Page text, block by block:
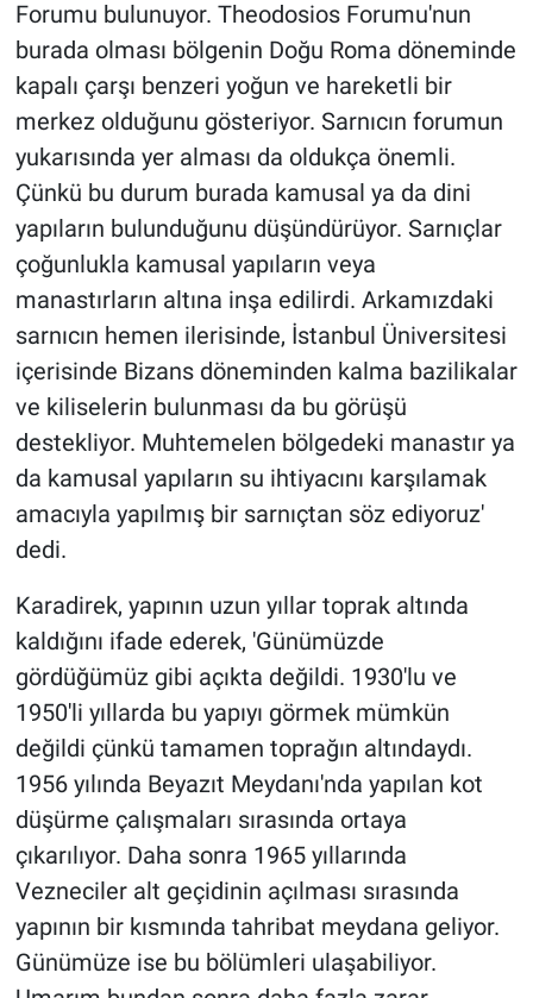
Forumu bulunuyor. Theodosios Forumu'nun
burada olması bölgenin Doğu Roma döneminde
kapalı çarşı benzeri yoğun ve hareketli bir
merkez olduğunu gösteriyor. Sarnıcın forumun
yukarısında yer alması da oldukça önemli.
Çünkü bu durum burada kamusal ya da dini
yapıların bulunduğunu düşündürüyor. Sarnıçlar
çoğunlukla kamusal yapıların veya
manastırların altına inşa edilirdi. Arkamızdaki
sarnıcın hemen ilerisinde, İstanbul Üniversitesi
içerisinde Bizans döneminden kalma bazilikalar
ve kiliselerin bulunması da bu görüşü
destekliyor. Muhtemelen bölgedeki manastır ya
da kamusal yapıların su ihtiyacını karşılamak
amacıyla yapılmış bir sarnıçtan söz ediyoruz'
dedi.
Karadirek, yapının uzun yıllar toprak altında
kaldığını ifade ederek, 'Günümüzde
gördüğümüz gibi açıkta değildi. 1930'lu ve
1950'li yıllarda bu yapıyı görmek mümkün
değildi çünkü tamamen toprağın altındaydı.
1956 yılında Beyazıt Meydanı'nda yapılan kot
düşürme çalışmaları sırasında ortaya
çıkarılıyor. Daha sonra 1965 yıllarında
Vezneciler alt geçidinin açılması sırasında
yapının bir kısmında tahribat meydana geliyor.
Günümüze ise bu bölümleri ulaşabiliyor.